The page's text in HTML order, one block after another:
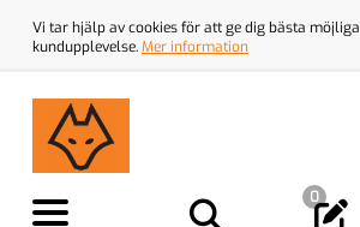
Vi tar hjälp av cookies för att ge dig bästa möjliga
kundupplevelse.Mer information
0